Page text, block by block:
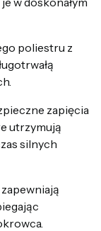
poliestru z
zapięcia
utrzymują
silnych